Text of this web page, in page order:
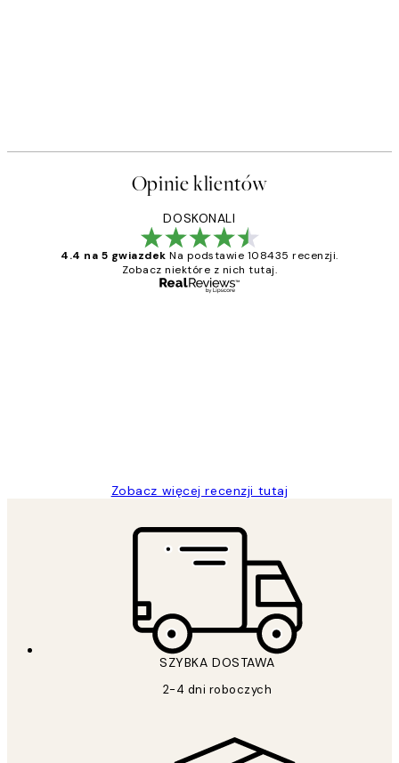
Opinie klientów
DOSKONALI
4.4 na 5 gwiazdek Na podstawie 108435 recenzji.
Zobacz niektóre z nich tutaj.
Zobacz więcej recenzji tutaj
SZYBKA DOSTAWA
2-4 dni roboczych